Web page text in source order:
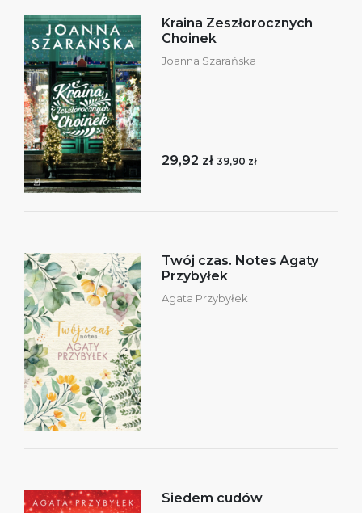
Kraina Zeszłorocznych
Choinek
Joanna Szarańska
29,92 zł 39,90 zł
Twój czas. Notes Agaty
Przybyłek
Agata Przybyłek
Siedem cudów